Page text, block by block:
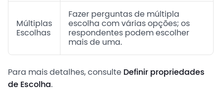
Múltiplas
Escolhas
Fazer perguntas de múltipla
escolha com várias opções; os
respondentes podem escolher
mais de uma.
Para mais detalhes, consulte Definir propriedades
de Escolha.